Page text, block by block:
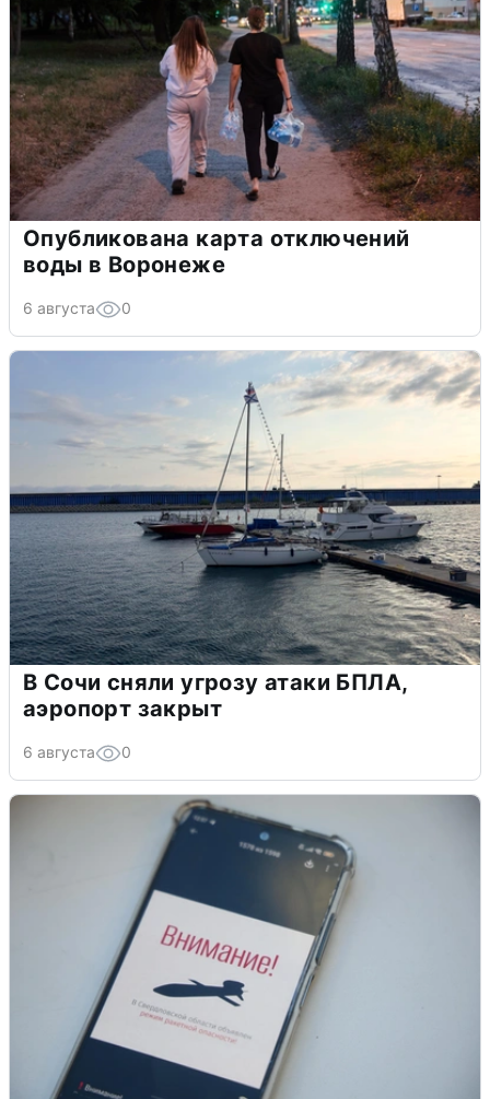
Опубликована карта отключений
воды в Воронеже
6 августа 0
В Сочи сняли угрозу атаки БПЛА,
аэропорт закрыт
6 августа 0